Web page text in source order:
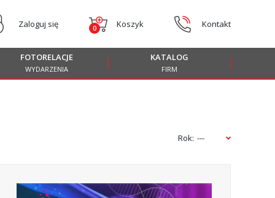
Zaloguj się 0 Koszyk Kontakt
FOTORELACJE
WYDARZENIA
KATALOG
FIRM
Rok: ---